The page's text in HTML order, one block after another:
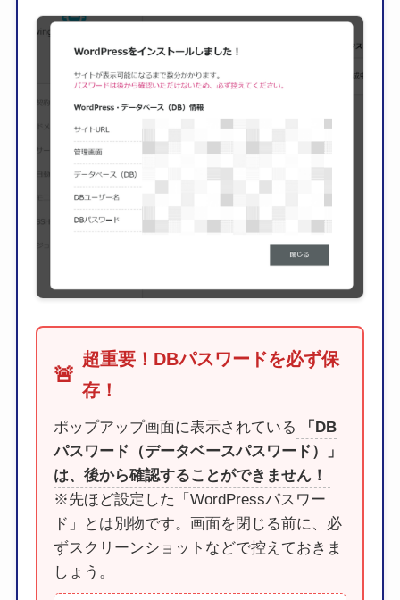
🚨
超重要！DBパスワードを必ず保
存！
ポップアップ画面に表示されている
「DB
パスワード（データベースパスワード）」
は、後から確認することができません！
※先ほど設定した「WordPressパスワー
ド」とは別物です。画面を閉じる前に、必
ずスクリーンショットなどで控えておきま
しょう。